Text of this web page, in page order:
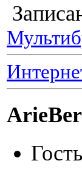
ArieBer
Гость